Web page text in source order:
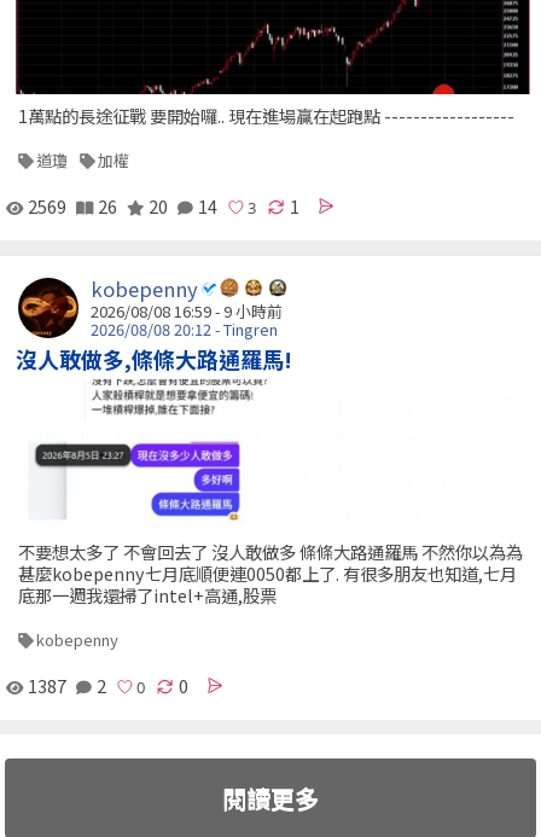
1萬點的長途征戰 要開始囉.. 現在進場贏在起跑點 ------------------
道瓊 加權
2569 26 20 14 1
kobepenny
2026/08/08 16:59 -9 小時前
2026/08/08 20:12 - Tingren
沒人敢做多,條條大路通羅馬!
不要想太多了 不會回去了 沒人敢做多 條條大路通羅馬 不然你以為為
甚麼kobepenny七月底順便連0050都上了. 有很多朋友也知道,七月
底那一週我還掃了intel+高通,股票
kobepenny
1387 2 0
閱讀更多